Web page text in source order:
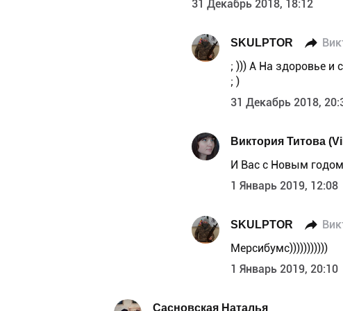
31 Декабрь 2018, 18:12
SKULPTOR
; ))) А На здоровье и
; )
31 Декабрь 2018,
Виктория Титова
И Вас с Новым
1 Январь 2019, 12:08
SKULPTOR
Мерсибумс)))))))))))
1 Январь 2019, 20:10
Сасновская Наталья